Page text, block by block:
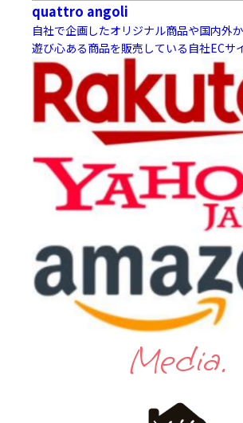
quattro angoli
自社で企画したオリジナル商品や国内外
遊び心ある商品を販売している自社ECサ
Media.